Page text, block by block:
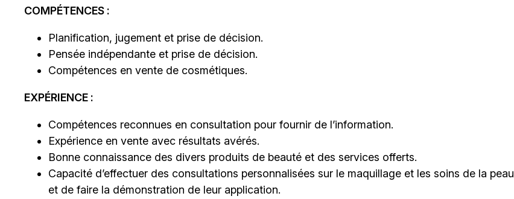
COMPÉTENCES :
Planification, jugement et prise de décision.
Pensée indépendante et prise de décision.
Compétences en vente de cosmétiques.
EXPÉRIENCE :
Compétences reconnues en consultation pour fournir de l’information.
Expérience en vente avec résultats avérés.
Bonne connaissance des divers produits de beauté et des services offerts.
Capacité d’effectuer des consultations personnalisées sur le maquillage et les soins de la peau
et de faire la démonstration de leur application.